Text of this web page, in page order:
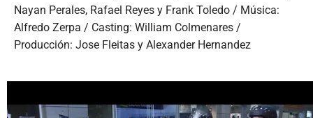
Nayan Perales, Rafael Reyes y Frank Toledo / Música:
Alfredo Zerpa / Casting: William Colmenares /
Producción: Jose Fleitas y Alexander Hernandez